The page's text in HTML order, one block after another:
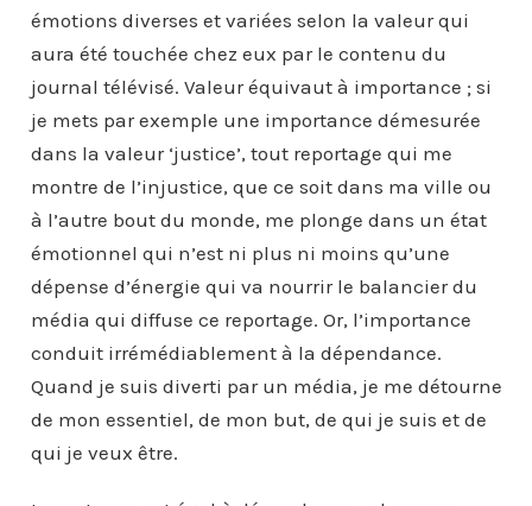
émotions diverses et variées selon la valeur qui
aura été touchée chez eux par le contenu du
journal télévisé. Valeur équivaut à importance ; si
je mets par exemple une importance démesurée
dans la valeur ‘justice’, tout reportage qui me
montre de l’injustice, que ce soit dans ma ville ou
à l’autre bout du monde, me plonge dans un état
émotionnel qui n’est ni plus ni moins qu’une
dépense d’énergie qui va nourrir le balancier du
média qui diffuse ce reportage. Or, l’importance
conduit irrémédiablement à la dépendance.
Quand je suis diverti par un média, je me détourne
de mon essentiel, de mon but, de qui je suis et de
qui je veux être.